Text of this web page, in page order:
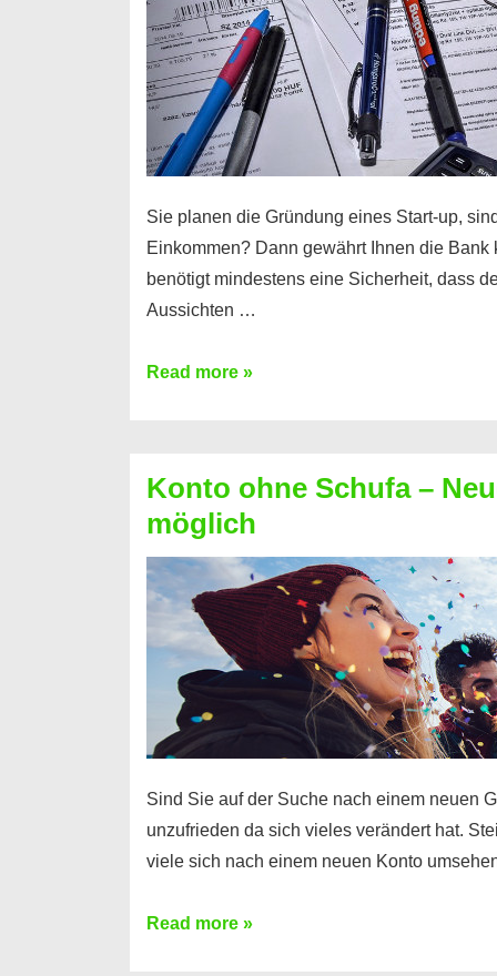
Sie planen die Gründung eines Start-up,
Einkommen? Dann gewährt Ihnen die
benötigt mindestens eine Sicherheit, dass
Aussichten …
Mit
Sie
einen
Kredit
ohne
Einkommensnachweis
Read more »
Konto ohne Schufa –
möglich
Sind Sie auf der Suche nach einem neuen
unzufrieden da sich vieles verändert hat.
viele sich nach einem neuen Konto
Konto
Read more »